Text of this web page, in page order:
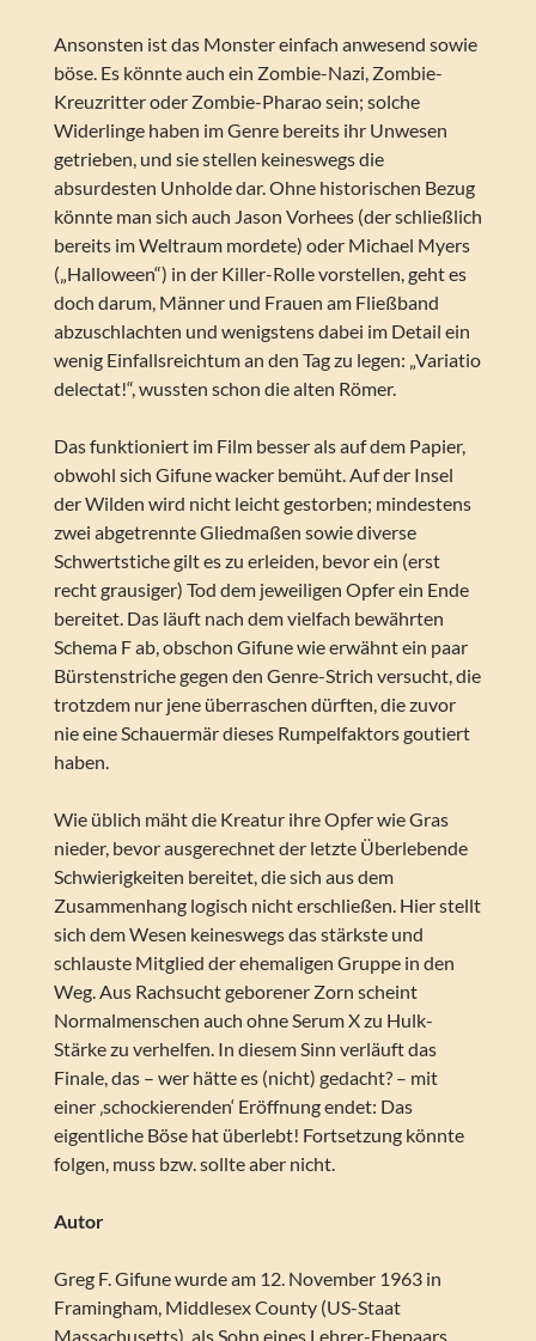
Ansonsten ist das Monster einfach anwesend sowie
böse. Es könnte auch ein Zombie-Nazi, Zombie-
Kreuzritter oder Zombie-Pharao sein; solche
Widerlinge haben im Genre bereits ihr Unwesen
getrieben, und sie stellen keineswegs die
absurdesten Unholde dar. Ohne historischen Bezug
könnte man sich auch Jason Vorhees (der schließlich
bereits im Weltraum mordete) oder Michael Myers
(„Halloween“) in der Killer-Rolle vorstellen, geht es
doch darum, Männer und Frauen am Fließband
abzuschlachten und wenigstens dabei im Detail ein
wenig Einfallsreichtum an den Tag zu legen: „Variatio
delectat!“, wussten schon die alten Römer.
Das funktioniert im Film besser als auf dem Papier,
obwohl sich Gifune wacker bemüht. Auf der Insel
der Wilden wird nicht leicht gestorben; mindestens
zwei abgetrennte Gliedmaßen sowie diverse
Schwertstiche gilt es zu erleiden, bevor ein (erst
recht grausiger) Tod dem jeweiligen Opfer ein Ende
bereitet. Das läuft nach dem vielfach bewährten
Schema F ab, obschon Gifune wie erwähnt ein paar
Bürstenstriche gegen den Genre-Strich versucht, die
trotzdem nur jene überraschen dürften, die zuvor
nie eine Schauermär dieses Rumpelfaktors goutiert
haben.
Wie üblich mäht die Kreatur ihre Opfer wie Gras
nieder, bevor ausgerechnet der letzte Überlebende
Schwierigkeiten bereitet, die sich aus dem
Zusammenhang logisch nicht erschließen. Hier stellt
sich dem Wesen keineswegs das stärkste und
schlauste Mitglied der ehemaligen Gruppe in den
Weg. Aus Rachsucht geborener Zorn scheint
Normalmenschen auch ohne Serum X zu Hulk-
Stärke zu verhelfen. In diesem Sinn verläuft das
Finale, das – wer hätte es (nicht) gedacht? – mit
einer ‚schockierenden‘ Eröffnung endet: Das
eigentliche Böse hat überlebt! Fortsetzung könnte
folgen, muss bzw. sollte aber nicht.
Autor
Greg F. Gifune wurde am 12. November 1963 in
Framingham, Middlesex County (US-Staat
Massachusetts), als Sohn eines Lehrer-Ehepaars